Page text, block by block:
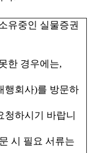
유중인 실물증권
한 경우에는,
행회사)를 방문하
하시기 바랍니
시 필요 서류는